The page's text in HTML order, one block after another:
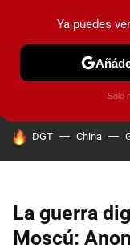
PRUEBAS
HOY SE HABLA DE
DGT China
La guerra
Moscú:
Ya puedes
Solo